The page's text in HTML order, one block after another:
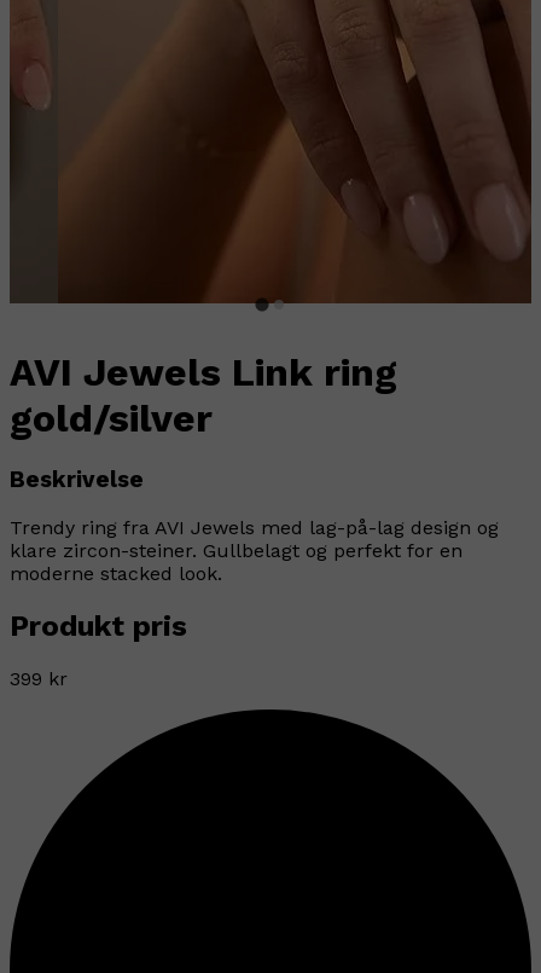
AVI Jewels Link ring
gold/silver
Beskrivelse
Trendy ring fra AVI Jewels med lag-på-lag design og
klare zircon-steiner. Gullbelagt og perfekt for en
moderne stacked look.
Produkt pris
399 kr